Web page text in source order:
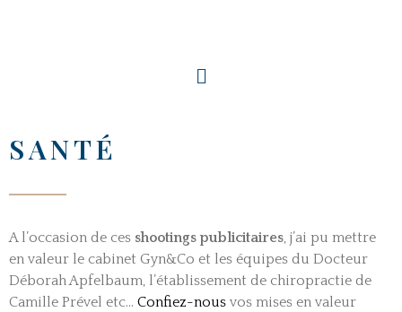
SANTÉ
A l’occasion de ces shootings publicitaires, j’ai pu mettre
en valeur le cabinet Gyn&Co et les équipes du Docteur
Déborah Apfelbaum, l’établissement de chiropractie de
Camille Prével etc… Confiez-nous vos mises en valeur